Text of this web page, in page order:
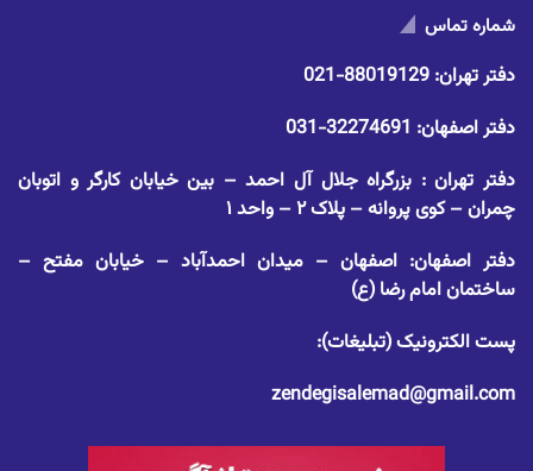
شماره تماس
دفتر تهران: 88019129-021
دفتر اصفهان: 32274691-031
دفتر تهران : بزرگراه جلال آل احمد – بین خیابان کارگر و اتوبان
چمران – کوی پروانه – پلاک ۲ – واحد ۱
دفتر اصفهان: اصفهان – میدان احمدآباد – خیابان مفتح –
ساختمان امام رضا (ع)
پست الکترونیک (تبلیغات):
zendegisalemad@gmail.com